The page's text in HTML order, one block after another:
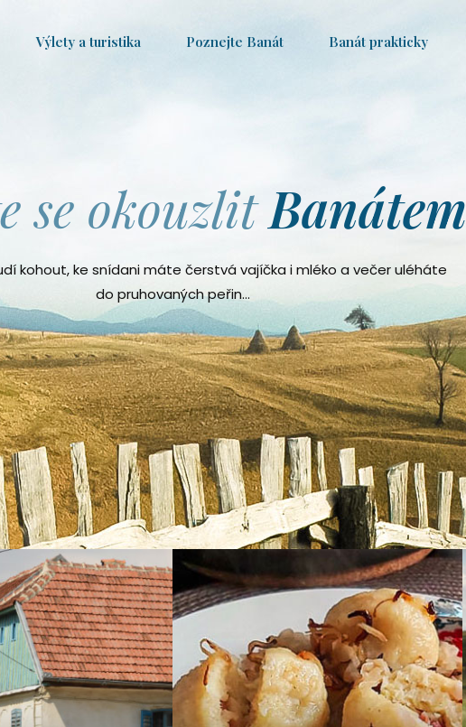
Výlety a turistika Poznejte Banát Banát prakticky
se okouzlitBanátem
kohout, ke snídani máte čerstvá vajíčka i mléko a večer uléháte
do pruhovaných peřin…